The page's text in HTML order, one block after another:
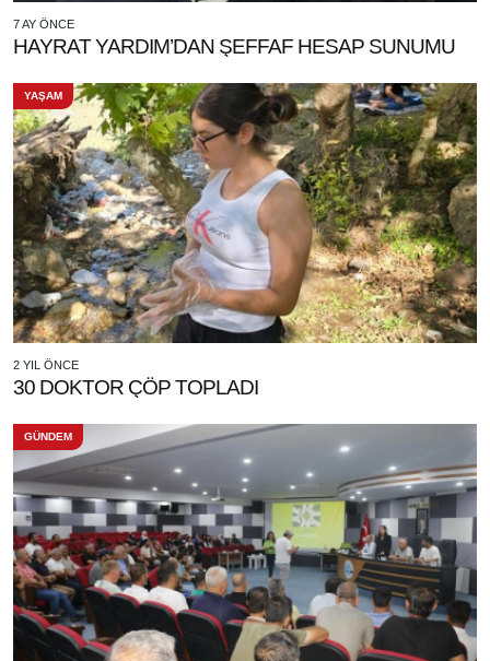
7 AY ÖNCE
HAYRAT YARDIM’DAN ŞEFFAF HESAP SUNUMU
YAŞAM
2 YIL ÖNCE
30 DOKTOR ÇÖP TOPLADI
GÜNDEM